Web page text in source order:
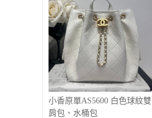
小香原單AS5600 白色球紋雙
肩包、水桶包